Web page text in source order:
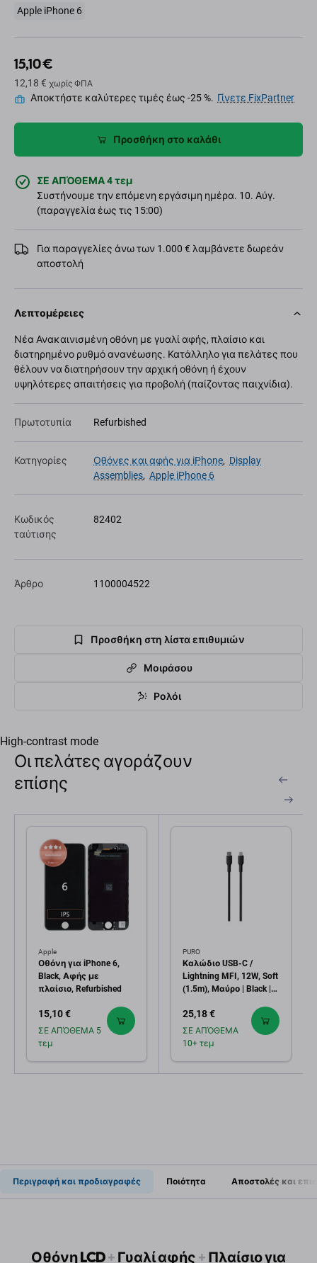
Apple iPhone 6
15,10 €
12,18 € χωρίς ΦΠΑ
Αποκτήστε καλύτερες τιμές έως -25 %. Γίνετε FixPartner
Προσθήκη στο καλάθι
ΣΕ ΑΠΌΘΕΜΑ 4 τεμ
Συστήνουμε την επόμενη εργάσιμη ημέρα. 10. Αύγ.
(παραγγελία έως τις 15:00)
Για παραγγελίες άνω των 1.000 € λαμβάνετε δωρεάν
αποστολή
Λεπτομέρειες
Νέα Ανακαινισμένη οθόνη με γυαλί αφής, πλαίσιο και
διατηρημένο ρυθμό ανανέωσης. Κατάλληλο για πελάτες που
θέλουν να διατηρήσουν την αρχική οθόνη ή έχουν
υψηλότερες απαιτήσεις για προβολή (παίζοντας παιχνίδια).
Πρωτοτυπία Refurbished
Κατηγορίες Οθόνες και αφής για iPhone, Display
Assemblies, Apple iPhone 6
Κωδικός
ταύτισης
82402
Άρθρο 1100004522
Προσθήκη στη λίστα επιθυμιών
Μοιράσου
Ρολόι
High-contrast mode
Οι πελάτες αγοράζουν
επίσης
Apple
Οθόνη για iPhone 6,
Black, Αφής με
πλαίσιο, Refurbished
15,10 €
ΣΕ ΑΠΌΘΕΜΑ 5
τεμ
PURO
Καλώδιο USB-C /
Lightning MFI, 12W, Soft
(1.5m), Μαύρο | Black |
25,18 €
ΣΕ ΑΠΌΘΕΜΑ
10+ τεμ
Περιγραφή και προδιαγραφές Ποιότητα Αποστολές και
Οθόνη LCD+Γυαλί αφής+Πλαίσιο για